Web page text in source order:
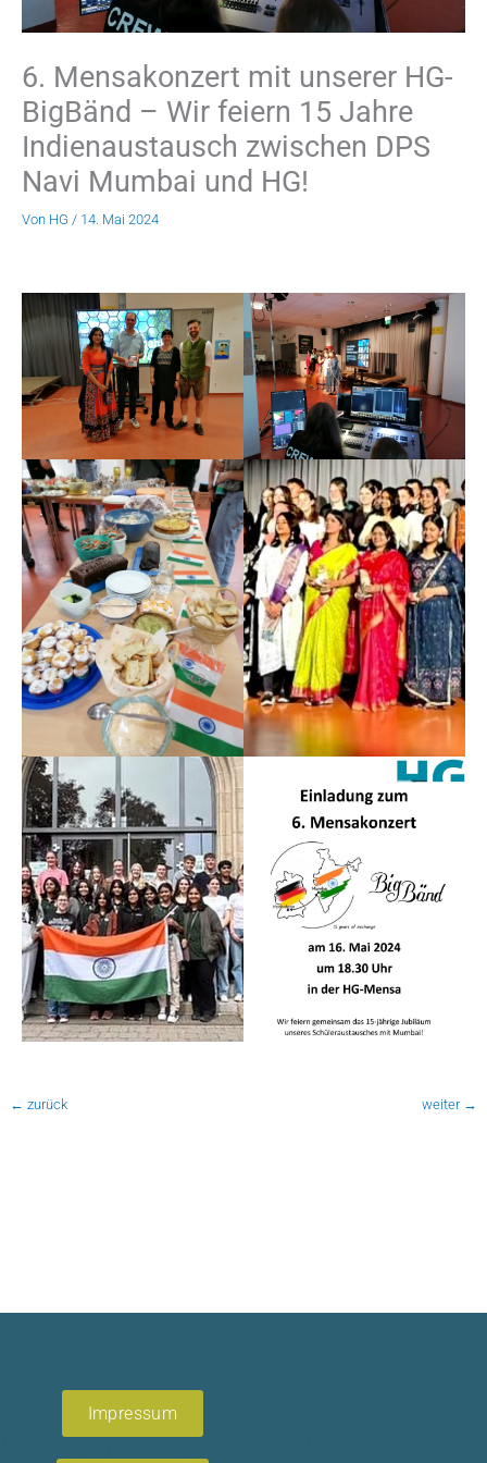
6. Mensakonzert mit unserer HG-
BigBänd – Wir feiern 15 Jahre
Indienaustausch zwischen DPS
Navi Mumbai und HG!
Von HG / 14. Mai 2024
← zurück weiter →
Impressum